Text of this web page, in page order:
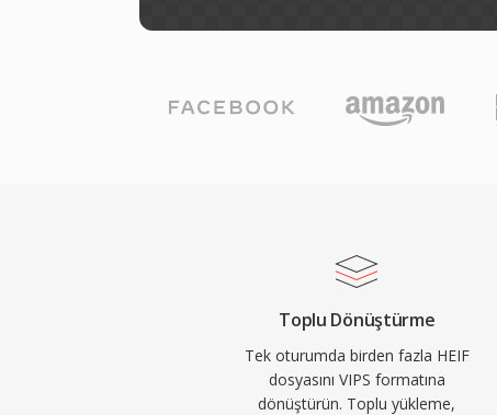
Toplu Dönüştürme
Tek oturumda birden fazla HEIF
dosyasını VIPS formatına
dönüştürün. Toplu yükleme,